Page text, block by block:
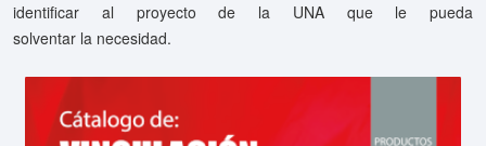
identificar al proyecto de la UNA que le pueda
solventar la necesidad.